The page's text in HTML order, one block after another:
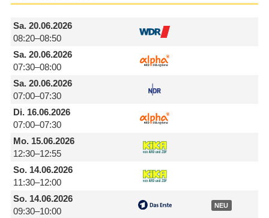
Sa.20.06.2026
08:20–08:50
Sa.20.06.2026
07:30–08:00
Sa.20.06.2026
07:00–07:30
Di.16.06.2026
07:00–07:30
Mo.15.06.2026
12:30–12:55
So.14.06.2026
11:30–12:00
So.14.06.2026
09:30–10:00
NEU